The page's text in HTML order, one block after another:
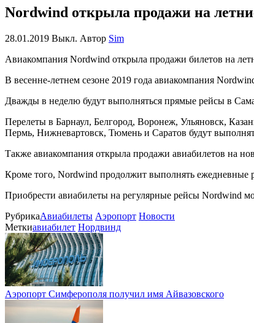
Nordwind открыла продажи на
28.01.2019 Выкл. Автор Sim
Авиакомпания Nordwind открыла продажи билетов на
В весенне-летнем сезоне 2019 года авиакомпания
Дважды в неделю будут выполняться прямые рейсы в
Перелеты в Барнаул, Белгород, Воронеж, Ульяновск,
Пермь, Нижневартовск, Тюмень и Саратов будут
Также авиакомпания открыла продажи авиабилетов на
Кроме того, Nordwind продолжит выполнять ежедневные
Приобрести авиабилеты на регулярные рейсы Nordwind
РубрикаАвиабилеты Аэропорт Новости
Меткиавиабилет Нордвинд
Аэропорт Симферополя получил имя Айвазовского